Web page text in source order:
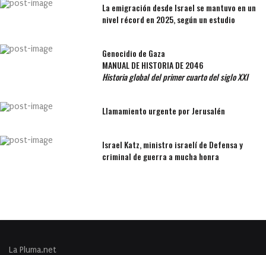
La emigración desde Israel se mantuvo en un
nivel récord en 2025, según un estudio
Genocidio de Gaza
MANUAL DE HISTORIA DE 2046
Historia global del primer cuarto del siglo XXI
Llamamiento urgente por Jerusalén
Israel Katz, ministro israelí de Defensa y
criminal de guerra a mucha honra
La Pluma.net